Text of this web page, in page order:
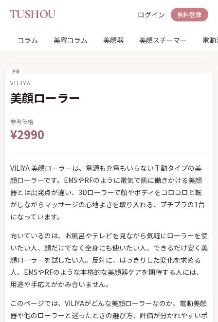
TUSHOU ログイン 無料登録
コラム 美容コラム 美顔器 美顔スチーマー 電
PR
VILIYA
美顔ローラー
参考価格
¥2990
VILIYA 美顔ローラーは、電源も充電もいらない手動タイプの美
顔ローラーです。EMSやRFのように電気で肌に働きかける美顔
器とは出発点が違い、3Dローラーで顔やボディをコロコロと転
がしながらマッサージの心地よさを取り入れる、プチプラの1台
になっています。
向いているのは、お風呂やテレビを見ながら気軽にローラーを使
いたい人、顔だけでなく全身にも使いたい人、できるだけ安く美
顔ローラーを試したい人。反対に、はっきりした変化を求める
人、EMSやRFのような本格的な美顔器ケアを期待する人には、
用途や手応えがかみ合いません。
このページでは、VILIYAがどんな美顔ローラーなのか、電動美顔
器や他のローラーと迷ったときの選び方、評価が分かれやすいポ